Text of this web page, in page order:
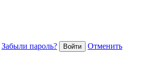
Забыли пароль?
Отменить